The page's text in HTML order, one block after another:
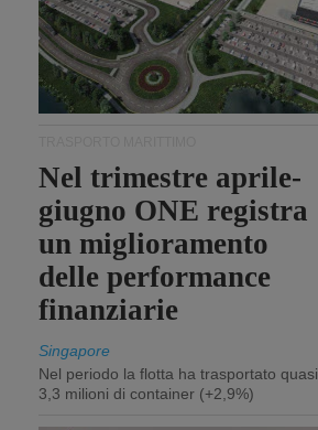
Nel trimestre aprile-
giugno ONE registra
un miglioramento
delle performance
finanziarie
Singapore
Nel periodo la flotta ha trasportato quasi
3,3 milioni di container (+2,9%)